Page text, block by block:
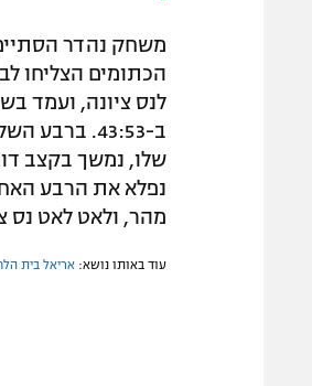
משחק נהדר
ב-43:53.
נפלא את הרבע
מהר, ולאט לאט נס
עוד באותו נושא: אריאל בית